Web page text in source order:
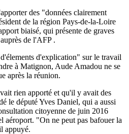
des "données clairement
de la région Pays-de-la-Loire
biaisé, qui présente de graves
de l'AFP .
d'explication" sur le travail
à Matignon, Aude Amadou ne se
après la réunion.
rien apporté et qu'il y avait des
le député Yves Daniel, qui a aussi
citoyenne de juin 2016
aéroport. "On ne peut pas bafouer la
appuyé.